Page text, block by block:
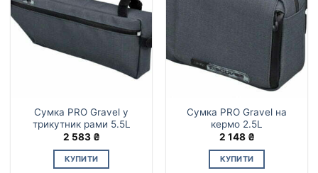
Сумка PRO Gravel у
трикутник рами 5.5L
2 583 ₴
КУПИТИ
Сумка PRO Gravel на
кермо 2.5L
2 148 ₴
КУПИТИ